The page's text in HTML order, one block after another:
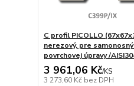
C profil PICOLLO
nerezový, pre
povrchovej úpravy /
3 961,06 Kč/KS
3 273,60 Kč bez DPH